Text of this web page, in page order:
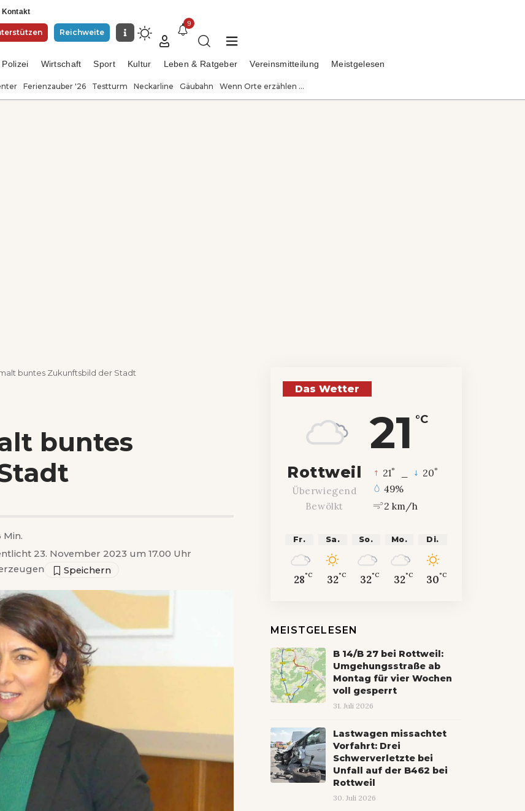
Kontakt
Reichweite
9
Polizei Wirtschaft Sport Kultur Leben & Ratgeber Vereinsmitteilung Meistgelesen
Ferienzauber '26 Testturm Neckarline Gäubahn Wenn Orte erzählen ...
buntes Zukunftsbild der Stadt
buntes
23. November 2023 um 17.00 Uhr
Min.
Das Wetter
21 °C
Rottweil
Überwiegend
Bewölkt
21° 20°
49%
2 km/h
Fr.
28°C
Sa.
32°C
So.
32°C
Mo.
32°C
Di.
30°C
MEISTGELESEN
B 14/B 27 bei Rottweil:
Umgehungsstraße ab
Montag für vier Wochen
voll gesperrt
31. Juli 2026
Lastwagen missachtet
Vorfahrt: Drei
Schwerverletzte bei
Unfall auf der B462 bei
Rottweil
30. Juli 2026